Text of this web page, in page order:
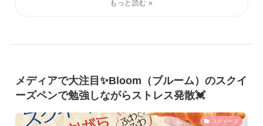
メディアで大注目✨Bloom（ブルーム）のスクイ
ーズペンで勉強しながらストレス発散💓
スクイーズ